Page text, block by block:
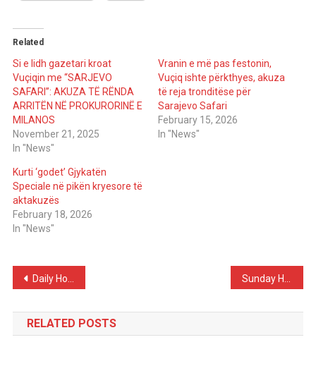
Related
Si e lidh gazetari kroat
Vuçiqin me “SARJEVO
SAFARI”: AKUZA TË RËNDA
ARRITËN NË PROKURORINË E
MILANOS
November 21, 2025
In "News"
Vranin e më pas festonin,
Vuçiq ishte përkthyes, akuza
të reja tronditëse për
Sarajevo Safari
February 15, 2026
In "News"
Kurti ‘godet’ Gjykatën
Speciale në pikën kryesore të
aktakuzës
February 18, 2026
In "News"
Post
navigation
Daily Horoscope for Friday, November 21, 2025
RELATED POSTS